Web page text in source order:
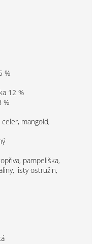
%
12 %
%
mangold,
pampeliška,
listy ostružin,